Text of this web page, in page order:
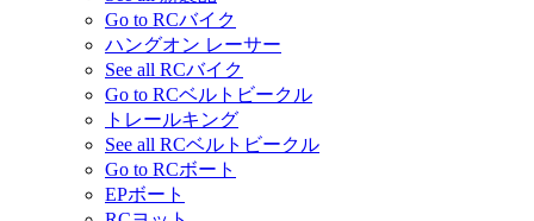
Go to RCバイク
ハングオン レーサー
See all RCバイク
Go to RCベルトビークル
トレールキング
See all RCベルトビークル
Go to RCボート
EPボート